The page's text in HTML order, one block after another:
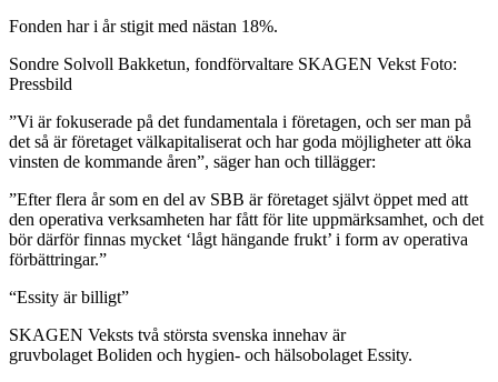
Fonden har i år stigit med nästan 18%.
Sondre Solvoll Bakketun, fondförvaltare SKAGEN Vekst Foto:
Pressbild
”Vi är fokuserade på det fundamentala i företagen, och ser man på
det så är företaget välkapitaliserat och har goda möjligheter att öka
vinsten de kommande åren”, säger han och tillägger:
”Efter flera år som en del av SBB är företaget självt öppet med att
den operativa verksamheten har fått för lite uppmärksamhet, och det
bör därför finnas mycket ‘lågt hängande frukt’ i form av operativa
förbättringar.”
“Essity är billigt”
SKAGEN Veksts två största svenska innehav är
gruvbolaget Boliden och hygien- och hälsobolaget Essity.